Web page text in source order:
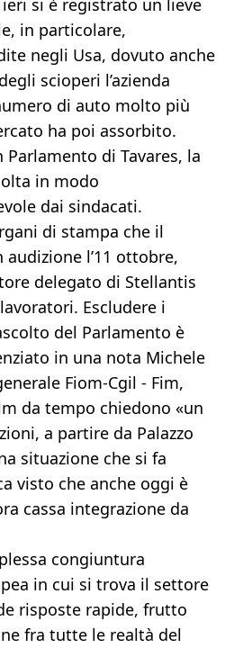
si è registrato un lieve
in particolare,
negli Usa, dovuto anche
scioperi l’azienda
di auto molto più
ha poi assorbito.
Parlamento di Tavares, la
in modo
dai sindacati.
di stampa che il
l’11 ottobre,
delegato di Stellantis
Escludere i
del Parlamento è
in una nota Michele
Fiom-Cgil - Fim,
da tempo chiedono «un
a partire da Palazzo
situazione che si fa
visto che anche oggi è
cassa integrazione da
congiuntura
in cui si trova il settore
risposte rapide, frutto
fra tutte le realtà del